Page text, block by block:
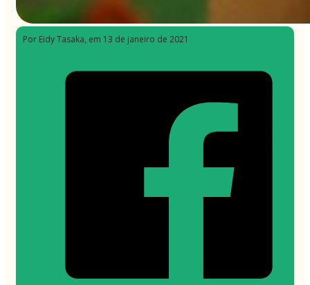
Por Eidy Tasaka, em 13 de janeiro de 2021